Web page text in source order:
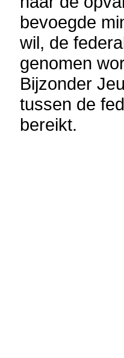
bevoegde
wil, de
genomen
Bijzonder
tussen de
bereikt.